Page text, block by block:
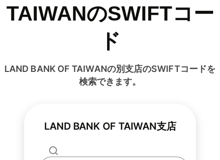
TAIWANのSWIFTコー
ド
LAND BANK OF TAIWANの別支店のSWIFTコードを
検索できます。
LAND BANK OF TAIWAN支店